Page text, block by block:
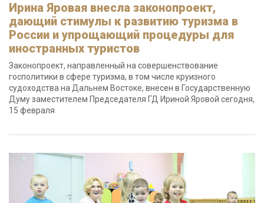
Ирина Яровая внесла законопроект,
дающий стимулы к развитию туризма в
России и упрощающий процедуры для
иностранных туристов
Законопроект, направленный на совершенствование
госполитики в сфере туризма, в том числе круизного
судоходства на Дальнем Востоке, внесен в Государственную
Думу заместителем Председателя ГД Ириной Яровой сегодня,
15 февраля